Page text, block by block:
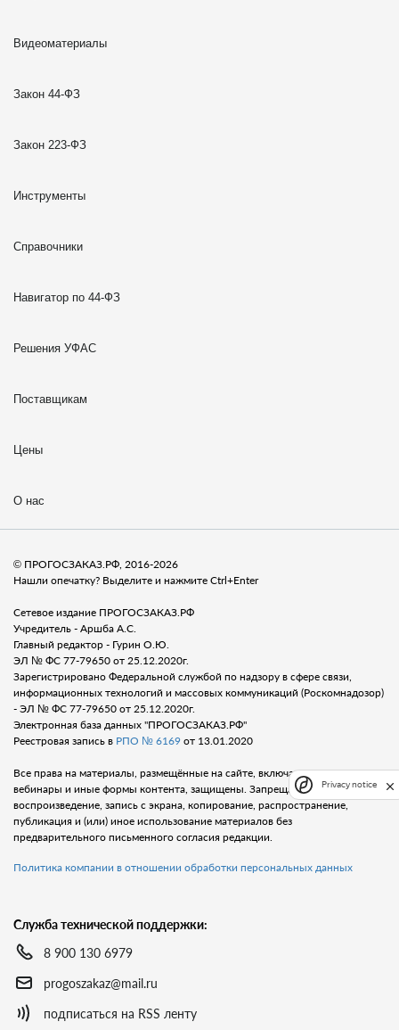
Видеоматериалы
Закон 44-ФЗ
Закон 223-ФЗ
Инструменты
Справочники
Навигатор по 44-ФЗ
Решения УФАС
Поставщикам
Цены
О нас
© ПРОГОСЗАКАЗ.РФ, 2016-2026
Нашли опечатку? Выделите и нажмите Ctrl+Enter
Сетевое издание ПРОГОСЗАКАЗ.РФ
Учредитель - Аршба А.С.
Главный редактор - Гурин О.Ю.
ЭЛ № ФС 77-79650 от 25.12.2020г.
Зарегистрировано Федеральной службой по надзору в сфере связи,
информационных технологий и массовых коммуникаций (Роскомнадозор)
- ЭЛ № ФС 77-79650 от 25.12.2020г.
Электронная база данных "ПРОГОСЗАКАЗ.РФ"
Реестровая запись в РПО № 6169 от 13.01.2020
Все права на материалы, размещённые на сайте, включая тексты, видео,
вебинары и иные формы контента, защищены. Запрещается любое
воспроизведение, запись с экрана, копирование, распространение,
публикация и (или) иное использование материалов без
предварительного письменного согласия редакции.
Политика компании в отношении обработки персональных данных
Служба технической поддержки:
8 900 130 6979
progoszakaz@mail.ru
подписаться на RSS ленту
Privacy notice